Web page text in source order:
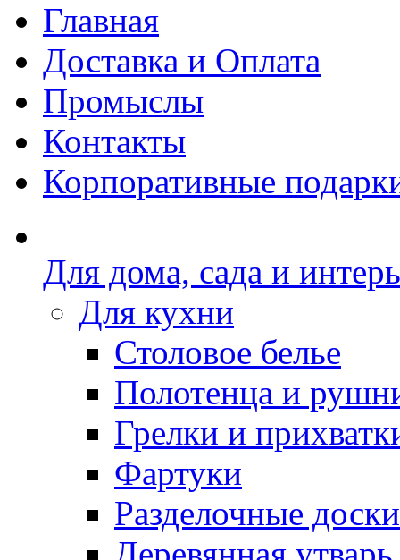
Главная
Доставка и Оплата
Промыслы
Контакты
Корпоративные
Для дома, сада и
Для кухни
Столовое белье
Полотенца и
Грелки и
Фартуки
Разделочные доски